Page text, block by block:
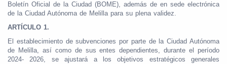
Boletín Oficial de la Ciudad (BOME), además de en sede electrónica
de la Ciudad Autónoma de Melilla para su plena validez.
ARTÍCULO 1.
El establecimiento de subvenciones por parte de la Ciudad Autónoma
de Melilla, así como de sus entes dependientes, durante el período
2024- 2026, se ajustará a los objetivos estratégicos generales